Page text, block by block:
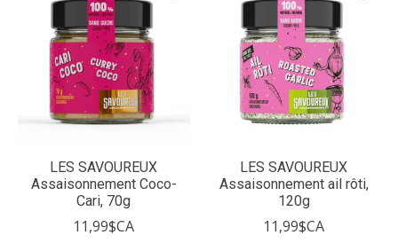
LES SAVOUREUX
Assaisonnement Coco-
Cari, 70g
11,99$CA
LES SAVOUREUX
Assaisonnement ail rôti,
120g
11,99$CA